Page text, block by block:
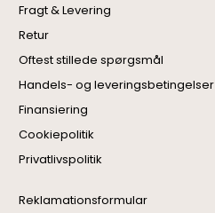
Fragt & Levering
Retur
Oftest stillede spørgsmål
Handels- og leveringsbetingelser
Finansiering
Cookiepolitik
Privatlivspolitik
Reklamationsformular